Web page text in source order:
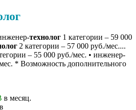
технолог 1 категории – 59 000
2 категории – 57 000 руб./мес....
– 55 000 руб./мес. • инженер-
* Возможность дополнительного
в месяц.